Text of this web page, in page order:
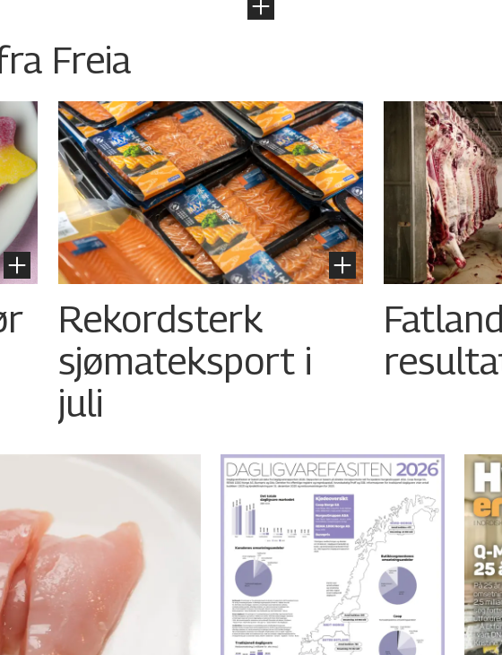
Freia
Rekordsterk
sjømateksport i
juli